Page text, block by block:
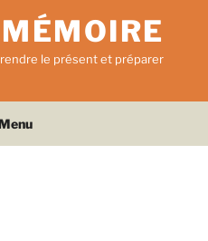
le présent et préparer